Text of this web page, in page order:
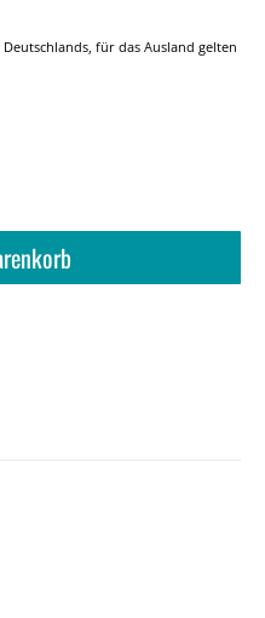
für das Ausland gelten